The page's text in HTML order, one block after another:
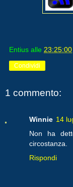
Entius alle 23:25:00
Condividi
1 commento:
Winnie 14
Non ha
circostanza.
Rispondi